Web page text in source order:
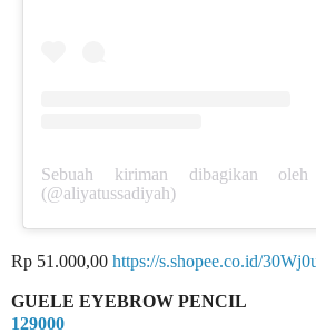
Sebuah kiriman dibagikan
(@aliyatussadiyah)
Rp 51.000,00 https://s.shopee.co.id/
GUELE EYEBROW PENCIL
129000